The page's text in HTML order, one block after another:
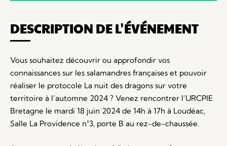
DESCRIPTION DE L'ÉVÉNEMENT
Vous souhaitez découvrir ou approfondir vos
connaissances sur les salamandres françaises et pouvoir
réaliser le protocole La nuit des dragons sur votre
territoire à l’automne 2024 ? Venez rencontrer l’URCPIE
Bretagne le mardi 18 juin 2024 de 14h à 17h à Loudéac,
Salle La Providence n°3, porte B au rez-de-chaussée.